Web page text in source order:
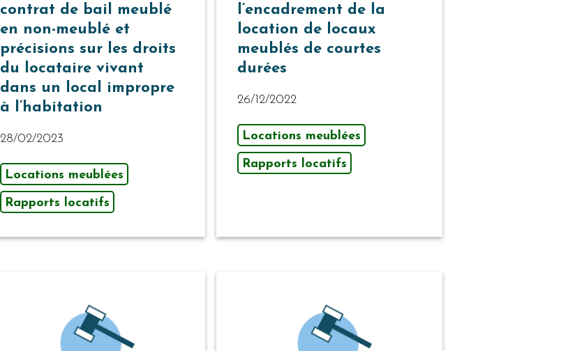
contrat de bail meublé
en non-meublé et
précisions sur les droits
du locataire vivant
dans un local impropre
à l’habitation
28/02/2023
Locations meublées
Rapports locatifs
l’encadrement de la
location de locaux
meublés de courtes
durées
26/12/2022
Locations meublées
Rapports locatifs